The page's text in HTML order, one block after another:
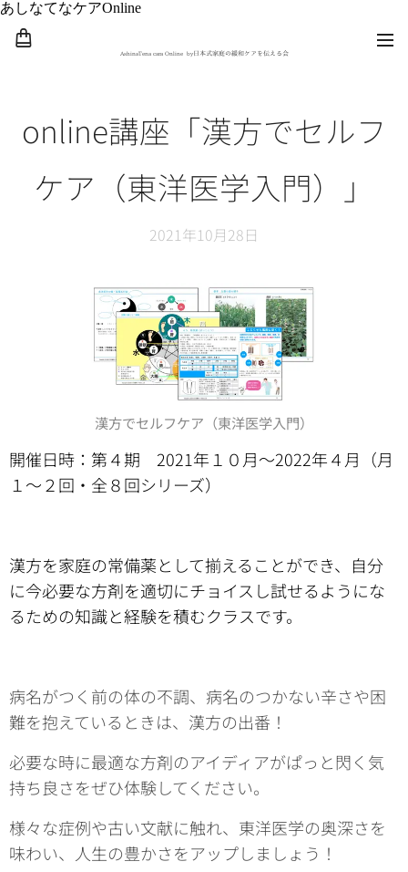
あしなてなケアOnline
AshinaTena cara Online by日本式家庭の緩和ケアを伝える会
online講座 「漢方でセルフ
ケア（東洋医学入門）」
2021年10月28日
漢方でセルフケア（東洋医学入門）
開催日時：第４期 2021年１０月〜2022年４月（月
１〜２回・全８回シリーズ）
漢方を家庭の常備薬として揃えることができ、自分
に今必要な方剤を適切にチョイスし試せるようにな
るための知識と経験を積むクラスです。
病名がつく前の体の不調、病名のつかない辛さや困
難を抱えているときは、漢方の出番！
必要な時に最適な方剤のアイディアがぱっと閃く気
持ち良さをぜひ体験してください。
様々な症例や古い文献に触れ、 東洋医学の奥深さを
味わい、人生の豊かさをアップしましょう！